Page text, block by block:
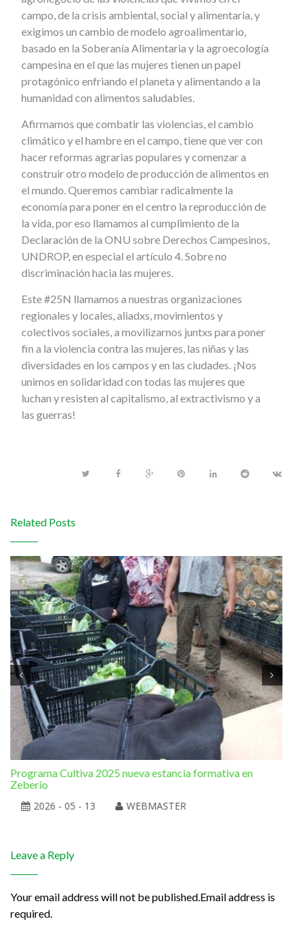
campo, de la crisis ambiental, social y alimentaria, y
exigimos un cambio de modelo agroalimentario,
basado en la Soberanía Alimentaria y la agroecología
campesina en el que las mujeres tienen un papel
protagónico enfriando el planeta y alimentando a la
humanidad con alimentos saludables.
Afirmamos que combatir las violencias, el cambio
climático y el hambre en el campo, tiene que ver con
hacer reformas agrarias populares y comenzar a
construir otro modelo de producción de alimentos en
el mundo. Queremos cambiar radicalmente la
economía para poner en el centro la reproducción de
la vida, por eso llamamos al cumplimiento de la
Declaración de la ONU sobre Derechos Campesinos,
UNDROP, en especial el artículo 4. Sobre no
discriminación hacia las mujeres.
Este #25N llamamos a nuestras organizaciones
regionales y locales, aliadxs, movimientos y
colectivos sociales, a movilizarnos juntxs para poner
fin a la violencia contra las mujeres, las niñas y las
diversidades en los campos y en las ciudades. ¡Nos
unimos en solidaridad con todas las mujeres que
luchan y resisten al capitalismo, al extractivismo y a
las guerras!
Related Posts
Programa Cultiva 2025 nueva estancia formativa en
Zeberio
2026 - 05 - 13
WEBMASTER
Leave a Reply
Your email address will not be published.Email address is
required.